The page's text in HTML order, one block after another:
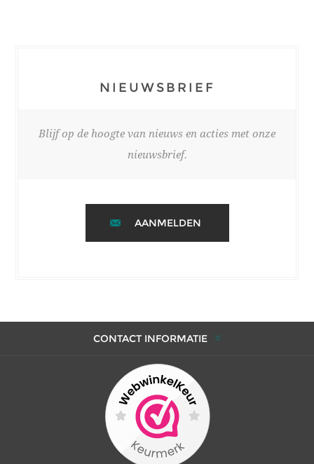
NIEUWSBRIEF
Blijf op de hoogte van nieuws en acties met onze
nieuwsbrief.
AANMELDEN
CONTACT INFORMATIE